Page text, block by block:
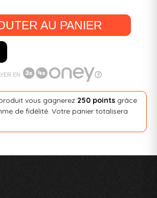
AU PANIER
EN
vous gagnerez 250 pointsgrâce
de fidélité. Votre panier totalisera